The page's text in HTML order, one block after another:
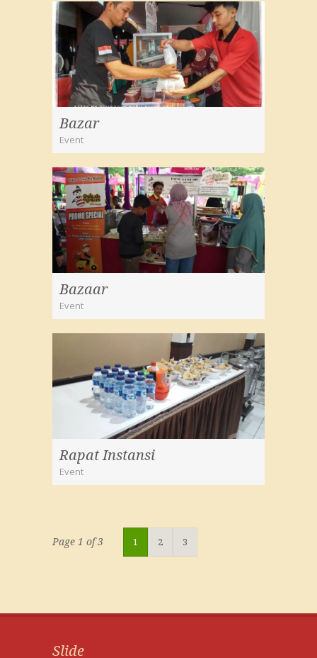
Bazar
Event
Bazaar
Event
Rapat Instansi
Event
Page 1 of 3 1 2 3
Slide